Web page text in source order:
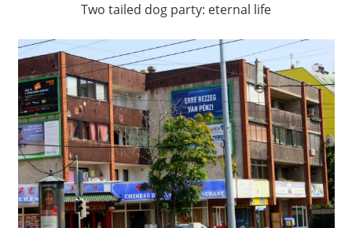
Two tailed dog party: eternal life